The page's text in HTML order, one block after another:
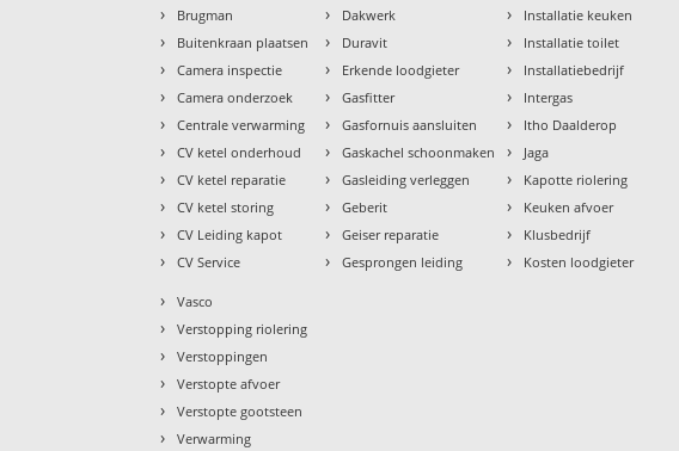
› Brugman
› Buitenkraan plaatsen
› Camera inspectie
› Camera onderzoek
› Centrale verwarming
› CV ketel onderhoud
› CV ketel reparatie
› CV ketel storing
› CV Leiding kapot
› CV Service
› Dakwerk
› Duravit
› Erkende loodgieter
› Gasfitter
› Gasfornuis aansluiten
› Gaskachel schoonmaken
› Gasleiding verleggen
› Geberit
› Geiser reparatie
› Gesprongen leiding
› Installatie keuken
› Installatie toilet
› Installatiebedrijf
› Intergas
› Itho Daalderop
› Jaga
› Kapotte riolering
› Keuken afvoer
› Klusbedrijf
› Kosten loodgieter
› Vasco
› Verstopping riolering
› Verstoppingen
› Verstopte afvoer
› Verstopte gootsteen
› Verwarming